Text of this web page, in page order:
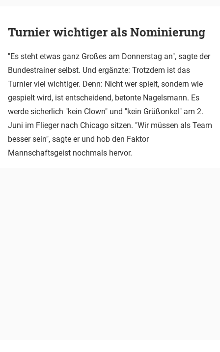
Turnier wichtiger als Nominierung
"Es steht etwas ganz Großes am Donnerstag an", sagte der
Bundestrainer selbst. Und ergänzte: Trotzdem ist das
Turnier viel wichtiger. Denn: Nicht wer spielt, sondern wie
gespielt wird, ist entscheidend, betonte Nagelsmann. Es
werde sicherlich "kein Clown" und "kein Grüßonkel" am 2.
Juni im Flieger nach Chicago sitzen. "Wir müssen als Team
besser sein", sagte er und hob den Faktor
Mannschaftsgeist nochmals hervor.